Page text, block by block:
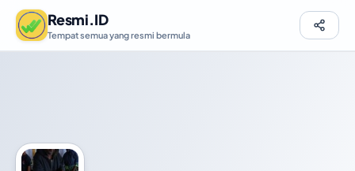
Resmi.ID
Tempat semua yang resmi bermula